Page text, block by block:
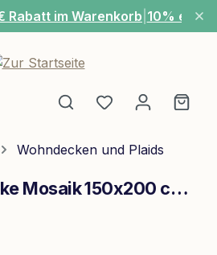
Rabatt im Warenkorb 10% extra
Du hast 0
Wohndecken und Plaids
Joop! Wohndecke Mosaik 150x200 cm Jeans Graphit